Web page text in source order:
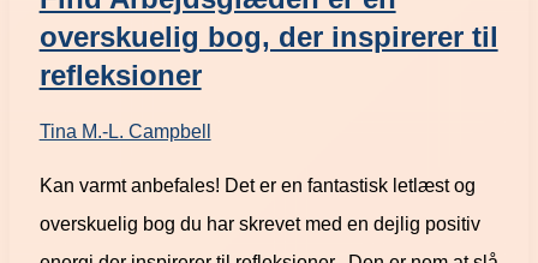
overskuelig bog, der inspirerer til
refleksioner
Tina M.-L. Campbell
Kan varmt anbefales! Det er en fantastisk letlæst og
overskuelig bog du har skrevet med en dejlig positiv